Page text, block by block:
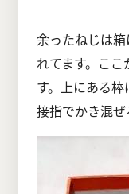
余ったねじは
れてます。こ
す。上にある
接指でかき混ぜ